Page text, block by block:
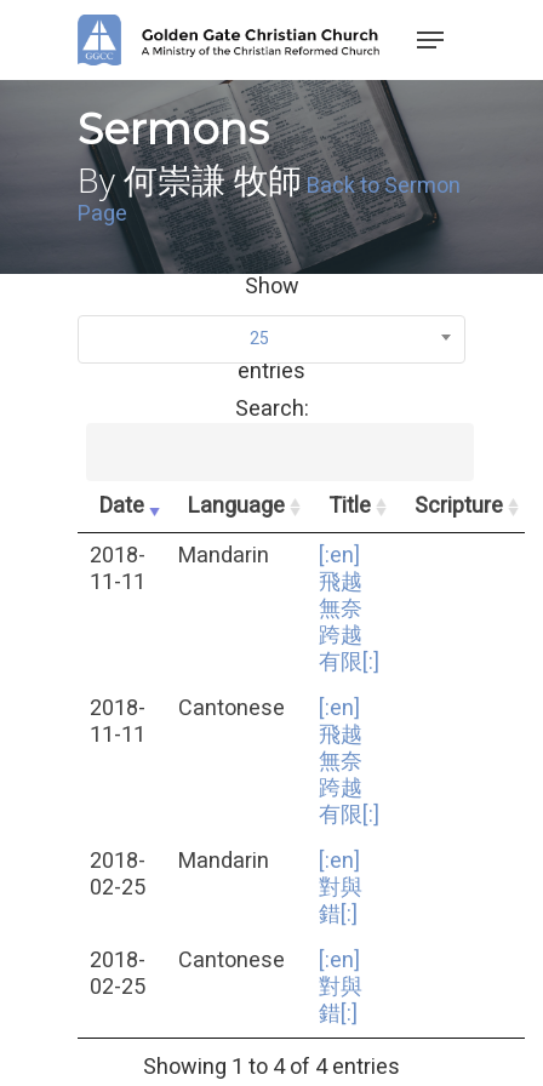
Menu
Sermons
By 何崇謙 牧師Back to Sermon
Page
Show
25
entries
Search:
Date Language Title
Scripture
2018-
11-11
Mandarin
[:en]
飛越
無奈
跨越
有限[:]
2018-
11-11
Cantonese
[:en]
飛越
無奈
跨越
有限[:]
2018-
02-25
Mandarin
[:en]
對與
錯[:]
2018-
02-25
Cantonese
[:en]
對與
錯[:]
Showing 1 to 4 of 4 entries